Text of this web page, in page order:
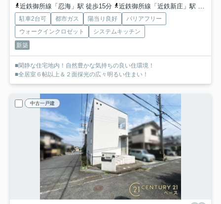
近鉄御所線「忍海」駅 徒歩15分
近鉄御所線「近鉄新庄」駅 徒歩21分
駐車2台可 都市ガス 陽当り良好
バリアフリー
ウォークインクロゼット
システムキッチン
新築
■閑静な住宅地内！自然豊かな気持ちの良い住環境！
■全居室６帖以上＆２面採光の広々明るい住まい！
中古一戸建